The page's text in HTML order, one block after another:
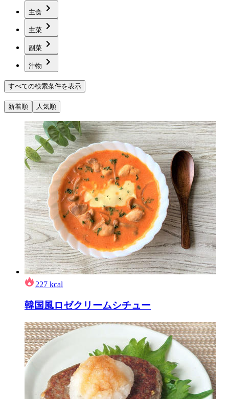
主食
主菜
副菜
汁物
すべての検索条件を表示
新着順 人気順
227 kcal
韓国風ロゼクリームシチュー